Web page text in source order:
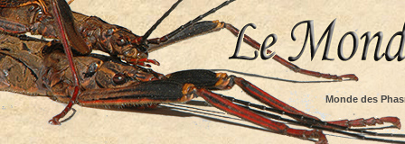
Monde des